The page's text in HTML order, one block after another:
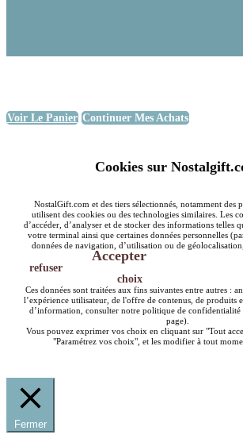
Voir Le Panier Continuer Mes Achats
Cookies sur
NostalGift.com et des tiers sélectionnés, notamment des
utilisent des cookies ou des technologies similaires. Les
d’accéder, d’analyser et de stocker des informations telles
votre terminal ainsi que certaines données personnelles
données de navigation, d’utilisation ou de
Accepter
refuser
choix
Ces données sont traitées aux fins suivantes entre autres :
l’expérience utilisateur, de l'offre de contenus, de produits
d’information, consulter notre politique de confidentialité
page).
Vous pouvez exprimer vos choix en cliquant sur "Tout
"Paramétrez vos choix", et les modifier à tout
Fermer